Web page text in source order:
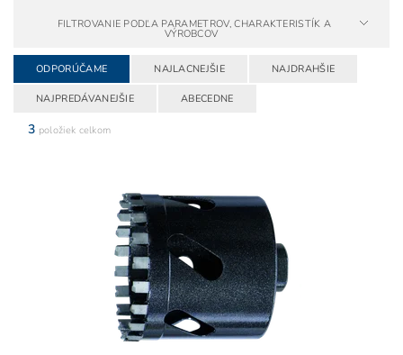
FILTROVANIE PODĽA PARAMETROV, CHARAKTERISTÍK A
VÝROBCOV
ODPORÚČAME NAJLACNEJŠIE NAJDRAHŠIE
NAJPREDÁVANEJŠIE ABECEDNE
3 položiek celkom